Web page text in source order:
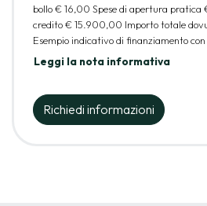
bollo€ 16,00 Spese di apertura pratica
credito€ 15.900,00 Importo totale
Esempio indicativo di finanziamento
Leggi la nota informativa
Richiedi informazioni